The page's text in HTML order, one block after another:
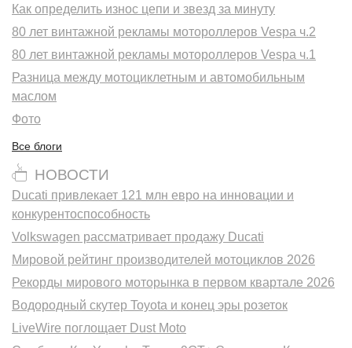
Как определить износ цепи и звезд за минуту
80 лет винтажной рекламы мотороллеров Vespa ч.2
80 лет винтажной рекламы мотороллеров Vespa ч.1
Разница между мотоциклетным и автомобильным
маслом
Фото
Все блоги
НОВОСТИ
Ducati привлекает 121 млн евро на инновации и
конкурентоспособность
Volkswagen рассматривает продажу Ducati
Мировой рейтинг производителей мотоциклов 2026
Рекорды мирового моторынка в первом квартале 2026
Водородный скутер Toyota и конец эры розеток
LiveWire поглощает Dust Moto